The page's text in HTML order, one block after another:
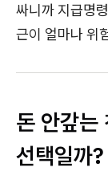
싸니까 지급명
근이 얼마나 위
돈 안갚는
선택일까?